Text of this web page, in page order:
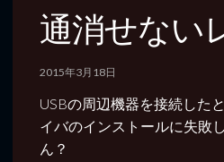
通消せない
2015年3月18日
USBの周辺機器を接続した
イバのインストールに失敗
ん？